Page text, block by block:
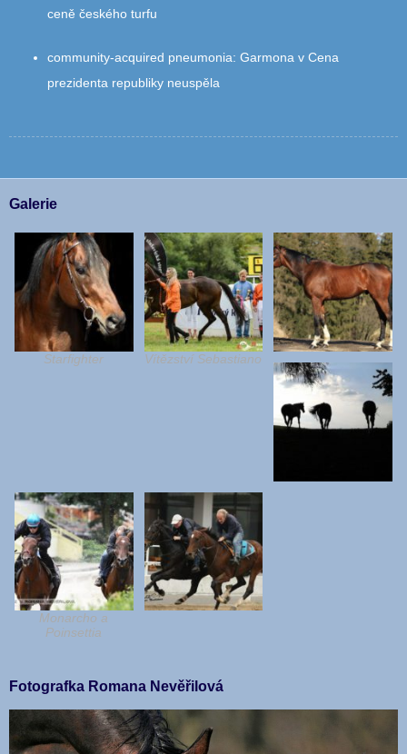
ceně českého turfu
community‑acquired pneumonia: Garmona v Cena
prezidenta republiky neuspěla
Galerie
Starfighter Vítězství Sebastiano
Monarcho a
Poinsettia
Fotografka Romana Nevěřilová